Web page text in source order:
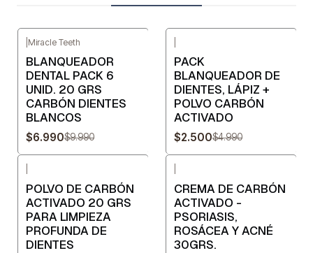
Miracle Teeth
BLANQUEADOR
DENTAL PACK 6
UNID. 20 GRS
CARBÓN DIENTES
BLANCOS
$6.990$9.990
PACK
BLANQUEADOR DE
DIENTES, LÁPIZ +
POLVO CARBÓN
ACTIVADO
$2.500$4.990
POLVO DE CARBÓN
ACTIVADO 20 GRS
PARA LIMPIEZA
PROFUNDA DE
DIENTES
CREMA DE CARBÓN
ACTIVADO -
PSORIASIS,
ROSÁCEA Y ACNÉ
30GRS.